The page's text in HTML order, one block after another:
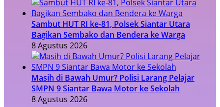
Sambut HUT RI ke-81, Polsek Siantar Utara
Bagikan Sembako dan Bendera ke Warga
8 Agustus 2026
Masih di Bawah Umur? Polisi Larang Pelajar
SMPN 9 Siantar Bawa Motor ke Sekolah
8 Agustus 2026